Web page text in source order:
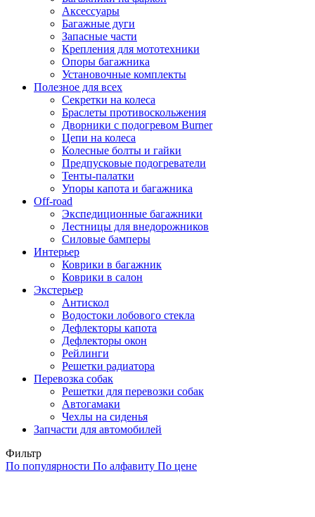
Аксессуары
Багажные дуги
Запасные части
Крепления для мототехники
Опоры багажника
Установочные комплекты
Полезное для всех
Секретки на колеса
Браслеты противоскольжения
Дворники с подогревом Burner
Цепи на колеса
Колесные болты и гайки
Предпусковые подогреватели
Тенты-палатки
Упоры капота и багажника
Off-road
Экспедиционные багажники
Лестницы для внедорожников
Силовые бамперы
Интерьер
Коврики в багажник
Коврики в салон
Экстерьер
Антискол
Водостоки лобового стекла
Дефлекторы капота
Дефлекторы окон
Рейлинги
Решетки радиатора
Перевозка собак
Решетки для перевозки собак
Автогамаки
Чехлы на сиденья
Запчасти для автомобилей
Фильтр
По популярности По алфавиту По цене